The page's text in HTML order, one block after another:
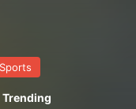
Sports
Trending